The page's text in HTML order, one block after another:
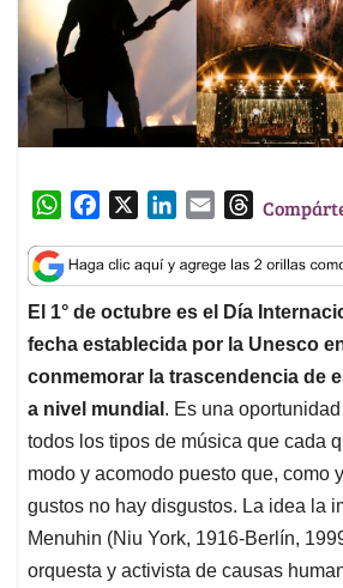
W
a
t
s
A
p
p
c
e
b
o
o
k
n
k
e
d
I
n
a
i
l
T
r
e
a
d
s
El 1° de octubre es el Día
fecha establecida por la Unesco
conmemorar la trascendencia de
a nivel mundial . Es una
todos los tipos de música que cada
modo y acomodo puesto que, como
gustos no hay disgustos. La idea la
Menuhin (Niu York, 1916-Berlín,
orquesta y activista de causas